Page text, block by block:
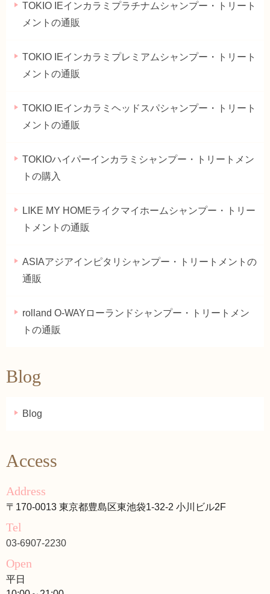
TOKIO IEインカラミプラチナムシャンプー・トリート
メントの通販
TOKIO IEインカラミプレミアムシャンプー・トリート
メントの通販
TOKIO IEインカラミヘッドスパシャンプー・トリート
メントの通販
TOKIOハイパーインカラミシャンプー・トリートメン
トの購入
LIKE MY HOMEライクマイホームシャンプー・トリー
トメントの通販
ASIAアジアインピタリシャンプー・トリートメントの
通販
rolland O-WAYローランドシャンプー・トリートメン
トの通販
Blog
Blog
Access
Address
〒170-0013 東京都豊島区東池袋1-32-2 小川ビル2F
Tel
03-6907-2230
Open
平日